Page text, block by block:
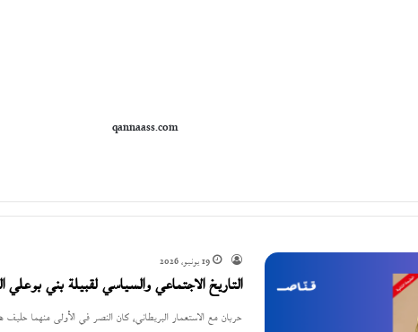
qannaass.com
19 يونيو، 2026
التاريخ الاجتماعي والسياسي لقبيلة بني بوعلي
حربان مع الاستعمار البريطاني، كان النصر في الأولى منهما حليف